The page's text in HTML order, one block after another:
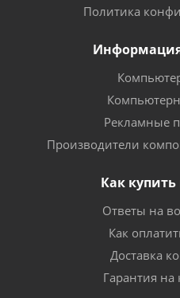
Политика
Рекламные
Производители
Как
Ответы на
Как
Доставка
Гарантия